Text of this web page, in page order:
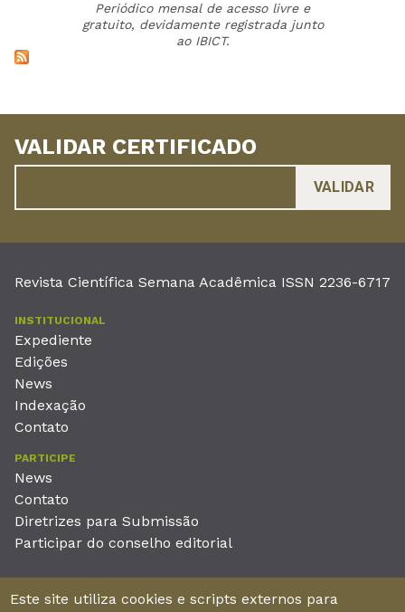
Periódico mensal de acesso livre e
gratuito, devidamente registrada junto
ao IBICT.
VALIDAR CERTIFICADO
Revista Científica Semana Acadêmica ISSN 2236-6717
INSTITUCIONAL
Expediente
Edições
News
Indexação
Contato
PARTICIPE
News
Contato
Diretrizes para Submissão
Participar do conselho editorial
Unieducar Inteligência Educacional Ltda
Este site utiliza cookies e scripts externos para